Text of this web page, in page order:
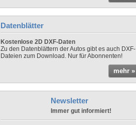
Datenblätter
Kostenlose 2D DXF-Daten
Zu den Datenblättern der Autos gibt es auch DXF-
Dateien zum Download. Nur für Abonnenten!
mehr »
Newsletter
Immer gut informiert!